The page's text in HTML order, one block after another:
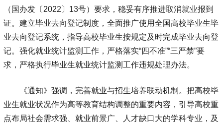
（国办发〔2022〕13号）要求，稳妥有序推进取消就业报到
证。建立毕业去向登记制度，全面推广使用全国高校毕业生毕
业去向登记系统，指导高校毕业生按规定及时完成毕业去向登
记。强化就业统计监测工作，严格落实“四不准”“三严禁”要
求，严格执行毕业生就业统计监测工作违规处理办法。
《通知》强调，完善就业与招生培养联动机制。把高校毕
业生就业状况作为高等教育结构调整的重要内容，引导高校重
点布局社会需求强、就业前景广、人才缺口大的学科专业，及